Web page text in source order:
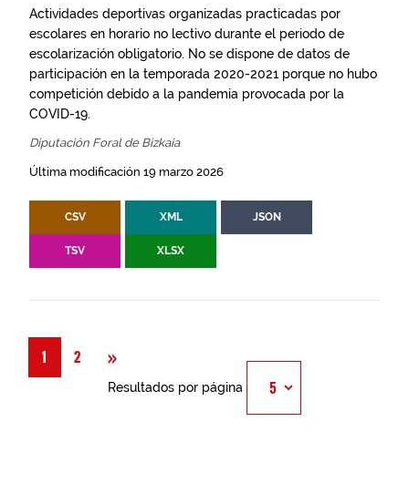
Actividades deportivas organizadas practicadas por
escolares en horario no lectivo durante el periodo de
escolarización obligatorio. No se dispone de datos de
participación en la temporada 2020-2021 porque no hubo
competición debido a la pandemia provocada por la
COVID-19.
Diputación Foral de Bizkaia
Última modificación 19 marzo 2026
CSV XML JSON
TSV XLSX
1 2 »
Resultados por página